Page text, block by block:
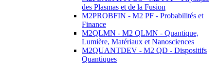
des Plasmas et de la Fusion
M2PROBFIN - M2 PF - Probabilités et
Finance
M2QLMN - M2 QLMN - Quantique,
Lumière, Matériaux et Nanosciences
M2QUANTDEV - M2 QD - Dispositifs
Quantiques